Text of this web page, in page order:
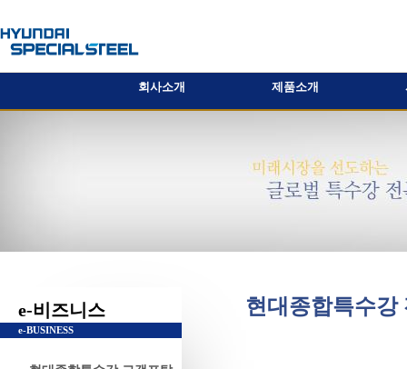
회사소개 제품소개
e-비즈니스
e-BUSINESS
현대종합특수강